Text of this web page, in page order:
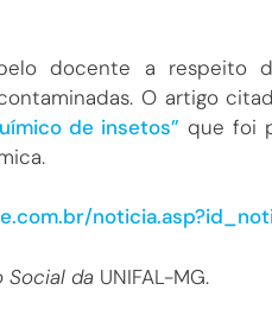
docente a respeito
O artigo
de insetos” que foi
Social da UNIFAL-MG.